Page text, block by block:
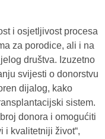
i osjetljivost procesa
za porodice, ali i na
društva. Izuzetno
svijesti o donorstvu
dijalog, kako
sistem.
donora i omogućiti
i kvalitetniji život“,